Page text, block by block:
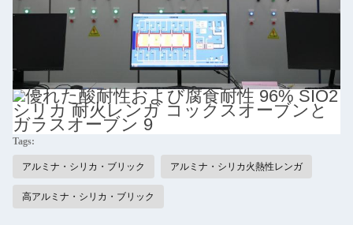
Tags:
アルミナ・シリカ・ブリック アルミナ・シリカ火熱性レンガ
高アルミナ・シリカ・ブリック